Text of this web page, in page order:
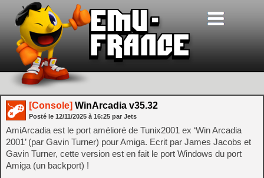
[Console] WinArcadia v35.32
Posté le 12/11/2025 à 16:25 par Jets
AmiArcadia est le port amélioré de Tunix2001 ex ‘Win Arcadia
2001’ (par Gavin Turner) pour Amiga. Ecrit par James Jacobs et
Gavin Turner, cette version est en fait le port Windows du port
Amiga (un backport) !